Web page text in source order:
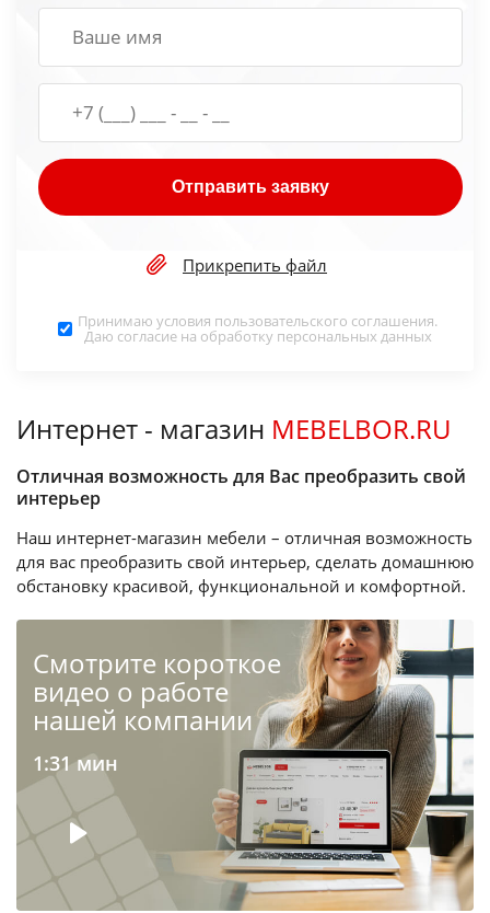
Отправить заявку
Прикрепить файл
Принимаю условия пользовательского соглашения.
Даю согласие на обработку персональных данных
Интернет - магазин MEBELBOR.RU
Отличная возможность для Вас преобразить свой
интерьер
Наш интернет-магазин мебели – отличная возможность
для вас преобразить свой интерьер, сделать домашнюю
обстановку красивой, функциональной и комфортной.
Cмотрите короткое
видео о работе
нашей компании
1:31 мин